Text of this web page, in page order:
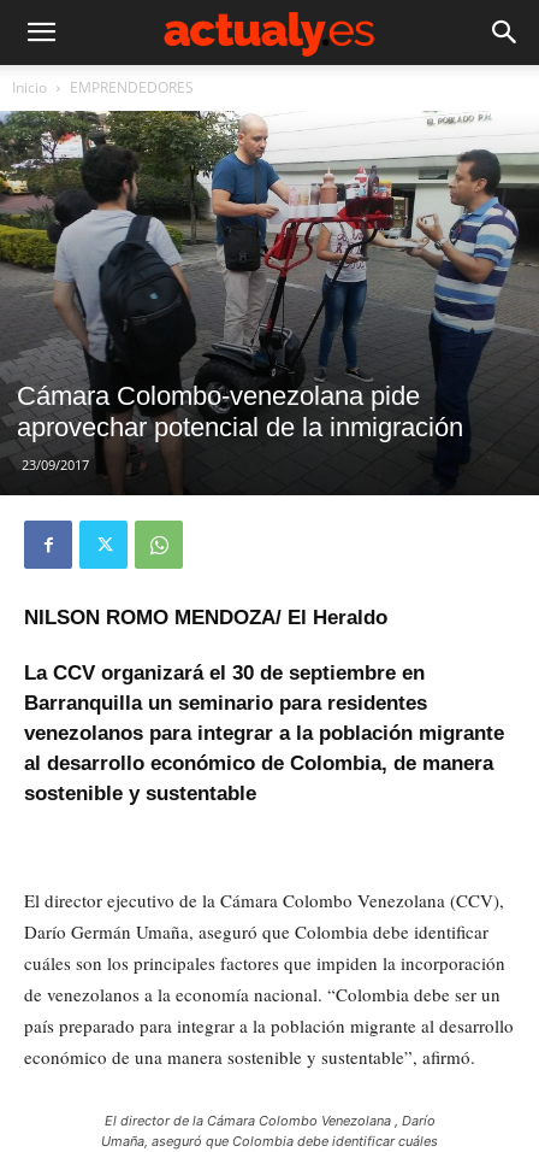
Inicio EMPRENDEDORES
Cámara Colombo-venezolana pide
aprovechar potencial de la inmigración
23/09/2017
NILSON ROMO MENDOZA/ El Heraldo
La CCV organizará el 30 de septiembre en
Barranquilla un seminario para residentes
venezolanos para integrar a la población migrante
al desarrollo económico de Colombia, de manera
sostenible y sustentable
El director ejecutivo de la Cámara Colombo Venezolana (CCV),
Darío Germán Umaña, aseguró que Colombia debe identificar
cuáles son los principales factores que impiden la incorporación
de venezolanos a la economía nacional. “Colombia debe ser un
país preparado para integrar a la población migrante al desarrollo
económico de una manera sostenible y sustentable”, afirmó.
El director de la Cámara Colombo Venezolana , Darío
Umaña, aseguró que Colombia debe identificar cuáles